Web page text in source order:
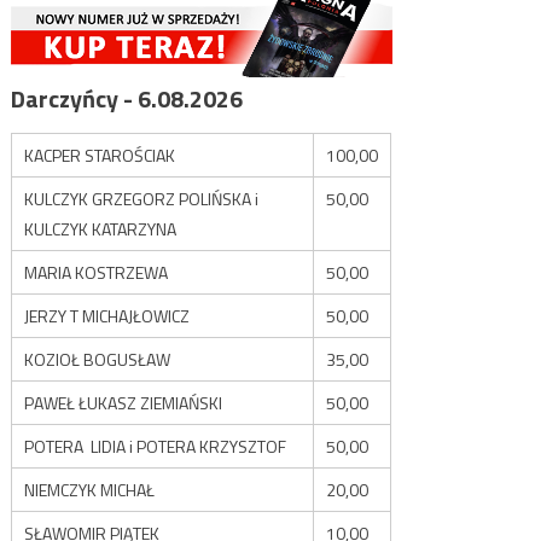
Darczyńcy - 6.08.2026
KACPER STAROŚCIAK
100,00
KULCZYK GRZEGORZ POLIŃSKA i
KULCZYK KATARZYNA
50,00
MARIA KOSTRZEWA
50,00
JERZY T MICHAJŁOWICZ
50,00
KOZIOŁ BOGUSŁAW
35,00
PAWEŁ ŁUKASZ ZIEMIAŃSKI
50,00
POTERA LIDIA i POTERA KRZYSZTOF
50,00
NIEMCZYK MICHAŁ
20,00
SŁAWOMIR PIĄTEK
10,00